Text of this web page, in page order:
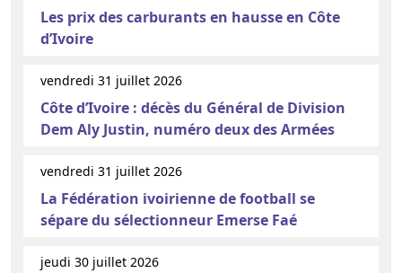
Les prix des carburants en hausse en Côte
d’Ivoire
vendredi 31 juillet 2026
Côte d’Ivoire : décès du Général de Division
Dem Aly Justin, numéro deux des Armées
vendredi 31 juillet 2026
La Fédération ivoirienne de football se
sépare du sélectionneur Emerse Faé
jeudi 30 juillet 2026